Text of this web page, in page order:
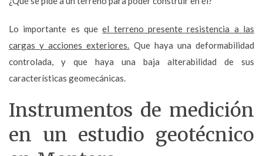
Lo importante es queel terreno presente resistencia a las
cargas y acciones exteriores. Que haya una deformabilidad
controlada, y que haya una baja alterabilidad de sus
características geomecánicas.
Instrumentos de medición
en un estudio geotécnico